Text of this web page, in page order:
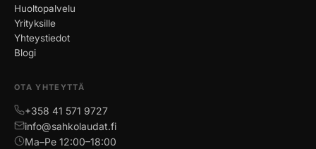
Huoltopalvelu
Yrityksille
Yhteystiedot
Blogi
OTA YHTEYTTÄ
+358 41 571 9727
info@sahkolaudat.fi
Ma–Pe 12:00–18:00